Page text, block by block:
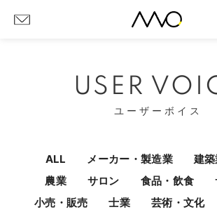
USER
ユーザーボイス
ALL メーカー・製造業 建
農業
サロン 食品・飲食
小売・販売
士業 芸術・文化